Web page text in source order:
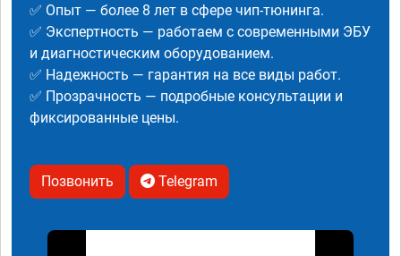
✅ Опыт — более 8 лет в сфере чип-тюнинга.
✅ Экспертность — работаем с современными ЭБУ
и диагностическим оборудованием.
✅ Надежность — гарантия на все виды работ.
✅ Прозрачность — подробные консультации и
фиксированные цены.
Позвонить Telegram